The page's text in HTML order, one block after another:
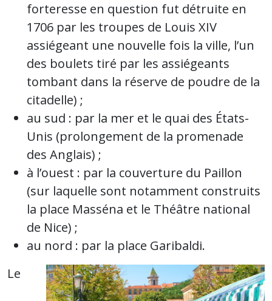
forteresse en question fut détruite en
1706 par les troupes de Louis XIV
assiégeant une nouvelle fois la ville, l’un
des boulets tiré par les assiégeants
tombant dans la réserve de poudre de la
citadelle) ;
au sud : par la mer et le quai des États-
Unis (prolongement de la promenade
des Anglais) ;
à l’ouest : par la couverture du Paillon
(sur laquelle sont notamment construits
la place Masséna et le Théâtre national
de Nice) ;
au nord : par la place Garibaldi.
Le